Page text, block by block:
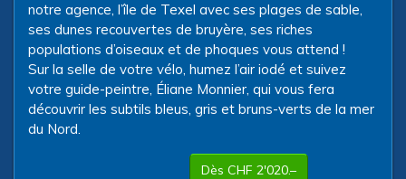
notre agence, l’île de Texel avec ses plages de sable,
ses dunes recouvertes de bruyère, ses riches
populations d’oiseaux et de phoques vous attend !
Sur la selle de votre vélo, humez l’air iodé et suivez
votre guide-peintre, Éliane Monnier, qui vous fera
découvrir les subtils bleus, gris et bruns-verts de la mer
du Nord.
Dès CHF 2'020.–